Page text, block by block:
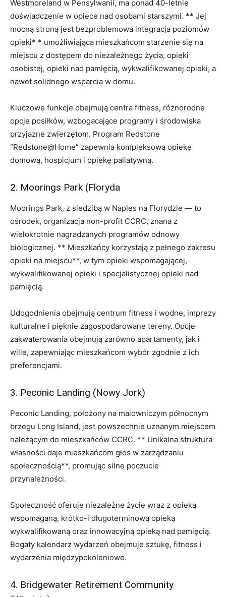
Westmoreland w Pensylwanii, ma ponad 40-letnie
doświadczenie w opiece nad osobami starszymi. ** Jej
mocną stroną jest bezproblemowa integracja poziomów
opieki* * umożliwiająca mieszkańcom starzenie się na
miejscu z dostępem do niezależnego życia, opieki
osobistej, opieki nad pamięcią, wykwalifikowanej opieki, a
nawet solidnego wsparcia w domu.
Kluczowe funkcje obejmują centra fitness, różnorodne
opcje posiłków, wzbogacające programy i środowiska
przyjazne zwierzętom. Program Redstone
“Redstone@Home” zapewnia kompleksową opiekę
domową, hospicjum i opiekę paliatywną.
2. Moorings Park (Floryda
Moorings Park, z siedzibą w Naples na Florydzie — to
ośrodek, organizacja non-profit CCRC, znana z
wielokrotnie nagradzanych programów odnowy
biologicznej. ** Mieszkańcy korzystają z pełnego zakresu
opieki na miejscu**, w tym opieki wspomagającej,
wykwalifikowanej opieki i specjalistycznej opieki nad
pamięcią.
Udogodnienia obejmują centrum fitness i wodne, imprezy
kulturalne i pięknie zagospodarowane tereny. Opcje
zakwaterowania obejmują zarówno apartamenty, jak i
wille, zapewniając mieszkańcom wybór zgodnie z ich
preferencjami.
3. Peconic Landing (Nowy Jork)
Peconic Landing, położony na malowniczym północnym
brzegu Long Island, jest powszechnie uznanym miejscem
należącym do mieszkańców CCRC. ** Unikalna struktura
własności daje mieszkańcom głos w zarządzaniu
społecznością**, promując silne poczucie
przynależności.
Społeczność oferuje niezależne życie wraz z opieką
wspomaganą, krótko-i długoterminową opieką
wykwalifikowaną oraz innowacyjną opieką nad pamięcią.
Bogaty kalendarz wydarzeń obejmuje sztukę, fitness i
wydarzenia międzypokoleniowe.
4. Bridgewater Retirement Community